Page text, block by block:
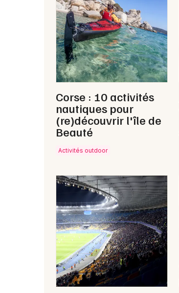
Corse : 10 activités
nautiques pour
(re)découvrir l'île de
Beauté
Activités outdoor